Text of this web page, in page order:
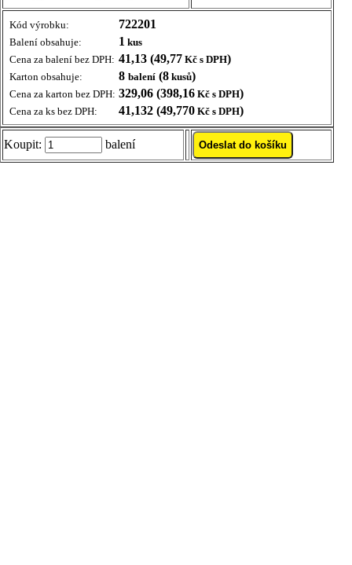
Kód výrobku: 722201
Balení obsahuje: 1 kus
Cena za balení bez DPH: 41,13 (49,77 Kč s DPH)
Karton obsahuje: 8 balení (8 kusů)
Cena za karton bez DPH: 329,06 (398,16 Kč s DPH)
Cena za ks bez DPH: 41,132 (49,770 Kč s DPH)
Koupit: balení